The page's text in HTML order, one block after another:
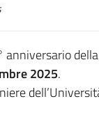
2025.